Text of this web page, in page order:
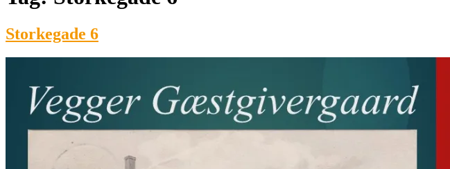
Storkegade 6